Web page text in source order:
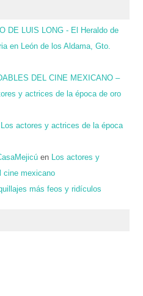
DE LUIS LONG - El Heraldo de
en León de los Aldama, Gto.
DEL CINE MEXICANO –
y actrices de la época de oro
Los actores y actrices de la época
en
Los actores y
cine mexicano
más feos y ridículos